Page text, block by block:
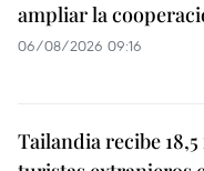
ampliar la
06/08/2026 09:16
Tailandia recibe